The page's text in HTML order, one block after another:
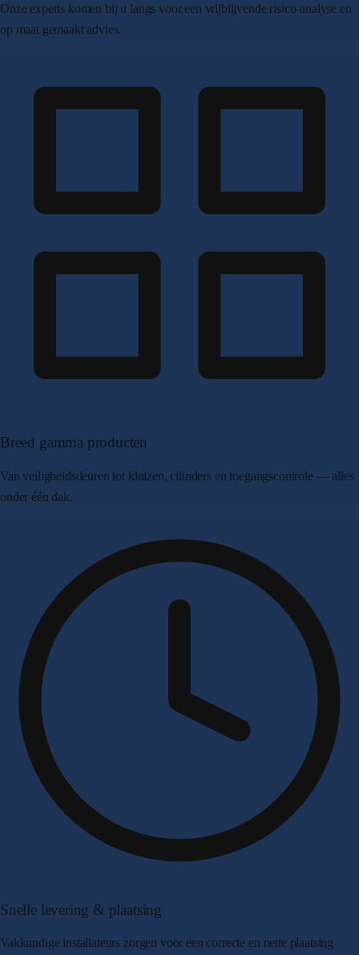
Onze experts komen bij u langs voor een vrijblijvende risico-analyse en
op maat gemaakt advies.
Breed gamma producten
Van veiligheidsdeuren tot kluizen, cilinders en toegangscontrole — alles
onder één dak.
Snelle levering & plaatsing
Vakkundige installateurs zorgen voor een correcte en nette plaatsing